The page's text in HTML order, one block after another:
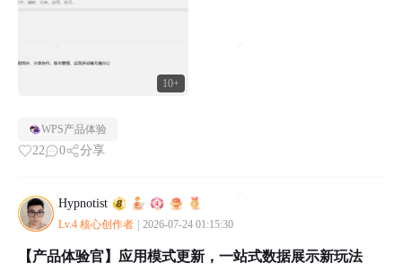
10+
WPS产品体验
22 0 分享
Hypnotist
Lv.4 核心创作者 2026-07-24 01:15:30
【产品体验官】应用模式更新，一站式数据展示新玩法